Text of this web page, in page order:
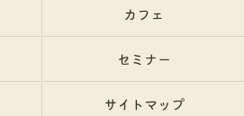
カフェ
セミナー
サイトマップ